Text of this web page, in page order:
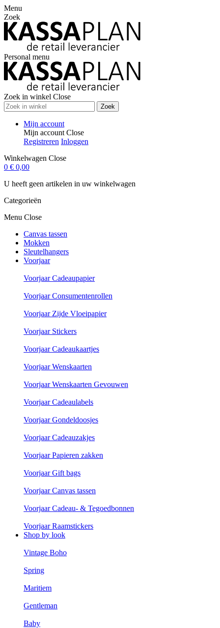
Menu
Zoek
Personal menu
Zoek in winkel Close
Zoek
Mijn account
Mijn account Close
Registreren Inloggen
Winkelwagen Close
0 € 0,00
U heeft geen artikelen in uw winkelwagen
Categorieën
Menu Close
Canvas tassen
Mokken
Sleutelhangers
Voorjaar
Voorjaar Cadeaupapier
Voorjaar Consumentenrollen
Voorjaar Zijde Vloeipapier
Voorjaar Stickers
Voorjaar Cadeaukaartjes
Voorjaar Wenskaarten
Voorjaar Wenskaarten Gevouwen
Voorjaar Cadeaulabels
Voorjaar Gondeldoosjes
Voorjaar Cadeauzakjes
Voorjaar Papieren zakken
Voorjaar Gift bags
Voorjaar Canvas tassen
Voorjaar Cadeau- & Tegoedbonnen
Voorjaar Raamstickers
Shop by look
Vintage Boho
Spring
Maritiem
Gentleman
Baby